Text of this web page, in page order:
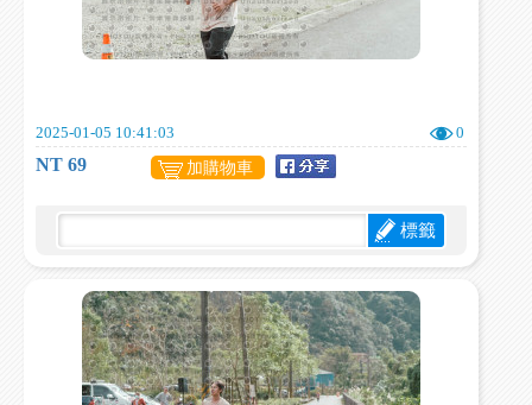
2025-01-05 10:41:03 0
NT 69 加購物車
標籤